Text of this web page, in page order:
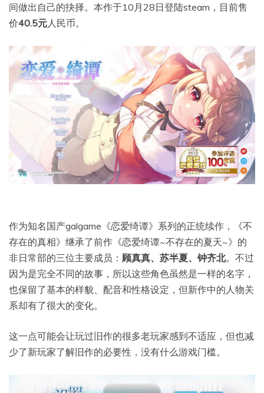
间做出自己的抉择。本作于10月28日登陆steam，目前售
价40.5元 人民币。
作为知名国产galgame《恋爱绮谭》系列的正统续作，《不
存在的真相》继承了前作《恋爱绮谭~不存在的夏天~》的
非日常部的三位主要成员： 顾真真、苏半夏、钟齐北。不过
因为是完全不同的故事，所以这些角色虽然是一样的名字，
也保留了基本的样貌、配音和性格设定，但新作中的人物关
系却有了很大的变化。
这一点可能会让玩过旧作的很多老玩家感到不适应，但也减
少了新玩家了解旧作的必要性，没有什么游戏门槛。